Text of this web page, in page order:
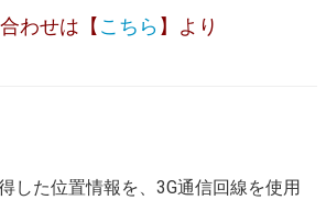
わせは【 こちら 】より
した位置情報を、3G通信回線を使用